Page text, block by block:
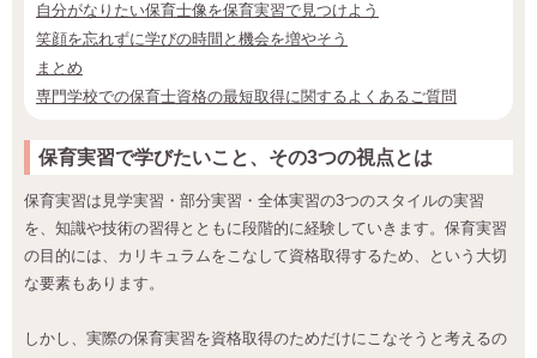
自分がなりたい保育士像を保育実習で見つけよう
笑顔を忘れずに学びの時間と機会を増やそう
まとめ
専門学校での保育士資格の最短取得に関するよくあるご質問
保育実習で学びたいこと、その3つの視点とは
保育実習は見学実習・部分実習・全体実習の3つのスタイルの実習
を、知識や技術の習得とともに段階的に経験していきます。保育実習
の目的には、カリキュラムをこなして資格取得するため、という大切
な要素もあります。
しかし、実際の保育実習を資格取得のためだけにこなそうと考えるの